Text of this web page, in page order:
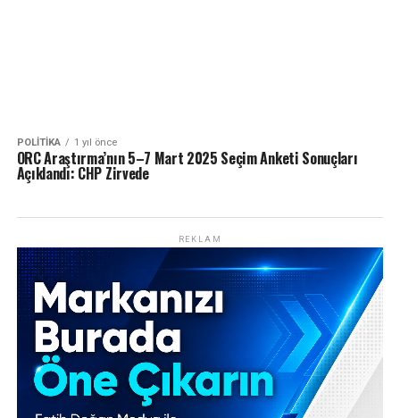
POLITIKA 1 yıl önce
ORC Araştırma’nın 5–7 Mart 2025 Seçim Anketi Sonuçları
Açıklandı: CHP Zirvede
REKLAM